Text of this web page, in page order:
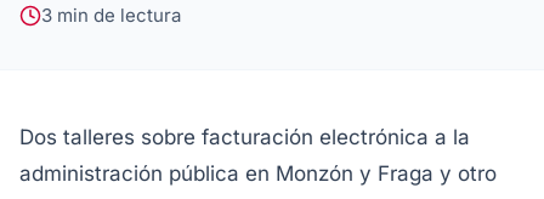
3 min de lectura
Dos talleres sobre facturación electrónica a la
administración pública en Monzón y Fraga y otro